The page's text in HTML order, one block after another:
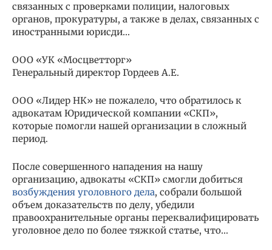
связанных с проверками полиции, налоговых
органов, прокуратуры, а также в делах, связанных с
иностранными юрисди…
ООО «УК «Мосцветторг»
Генеральный директор Гордеев А.Е.
ООО «Лидер НК» не пожалело, что обратилось к
адвокатам Юридической компании «СКП»,
которые помогли нашей организации в сложный
период.
После совершенного нападения на нашу
организацию, адвокаты «СКП» смогли добиться
возбуждения уголовного дела, собрали большой
объем доказательств по делу, убедили
правоохранительные органы переквалифицировать
уголовное дело по более тяжкой статье, что…